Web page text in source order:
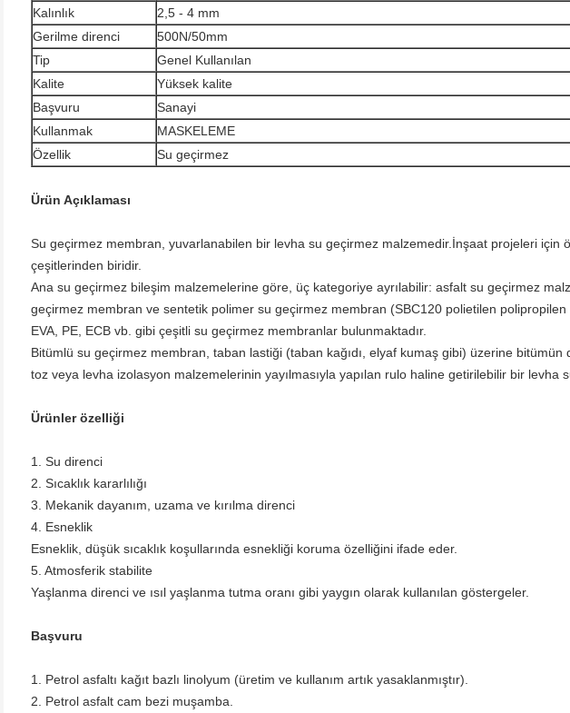
Kalınlık
2,5 - 4 mm
Gerilme direnci
500N/50mm
Tip
Genel Kullanılan
Kalite
Yüksek kalite
Başvuru
Sanayi
Kullanmak
MASKELEME
Özellik
Su geçirmez
Ürün Açıklaması
Su geçirmez membran, yuvarlanabilen bir levha su geçirmez malzemedir.İnşaat projeleri için
çeşitlerinden biridir.
Ana su geçirmez bileşim malzemelerine göre, üç kategoriye ayrılabilir: asfalt su geçirmez
geçirmez membran ve sentetik polimer su geçirmez membran (SBC120 polietilen
EVA, PE, ECB vb. gibi çeşitli su geçirmez membranlar bulunmaktadır.
Bitümlü su geçirmez membran, taban lastiği (taban kağıdı, elyaf kumaş gibi) üzerine bitümün
toz veya levha izolasyon malzemelerinin yayılmasıyla yapılan rulo haline getirilebilir bir levha
Ürünler özelliği
1. Su direnci
2. Sıcaklık kararlılığı
3. Mekanik dayanım, uzama ve kırılma direnci
4. Esneklik
Esneklik, düşük sıcaklık koşullarında esnekliği koruma özelliğini ifade eder.
5. Atmosferik stabilite
Yaşlanma direnci ve ısıl yaşlanma tutma oranı gibi yaygın olarak kullanılan göstergeler.
Başvuru
1. Petrol asfaltı kağıt bazlı linolyum (üretim ve kullanım artık yasaklanmıştır).
2. Petrol asfalt cam bezi muşamba.